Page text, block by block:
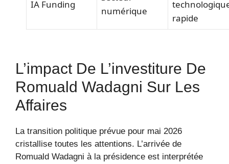
IA Funding
numérique
rapide
L’impact De L’investiture De
Romuald Wadagni Sur Les
Affaires
La transition politique prévue pour mai 2026
cristallise toutes les attentions. L’arrivée de
Romuald Wadagni à la présidence est interprétée